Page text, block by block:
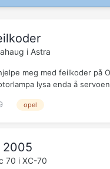
i Astra
meg med feilkoder på
lysa enda å
opel
2005
70 i XC-70